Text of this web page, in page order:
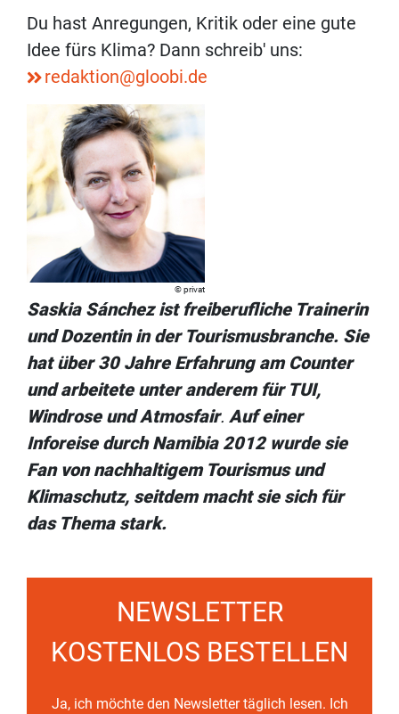
Du hast Anregungen, Kritik oder eine gute
Idee fürs Klima? Dann schreib' uns:
redaktion@gloobi.de
privat
Saskia Sánchez ist freiberufliche Trainerin
und Dozentin in der Tourismusbranche. Sie
hat über 30 Jahre Erfahrung am Counter
und arbeitete unter anderem für TUI,
Windrose und Atmosfair. Auf einer
Inforeise durch Namibia 2012 wurde sie
Fan von nachhaltigem Tourismus und
Klimaschutz, seitdem macht sie sich für
das Thema stark.
NEWSLETTER
KOSTENLOS BESTELLEN
Ja, ich möchte den Newsletter täglich lesen. Ich